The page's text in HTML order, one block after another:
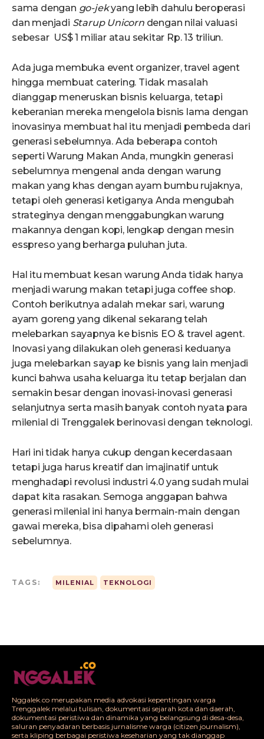
sama dengan go-jekyang lebih dahulu beroperasi
dan menjadi Starup Unicorndengan nilai valuasi
sebesar US$ 1 miliar atau sekitar Rp. 13 triliun.
Ada juga membuka event organizer, travel agent
hingga membuat catering. Tidak masalah
dianggap meneruskan bisnis keluarga, tetapi
keberanian mereka mengelola bisnis lama dengan
inovasinya membuat hal itu menjadi pembeda dari
generasi sebelumnya. Ada beberapa contoh
seperti Warung Makan Anda, mungkin generasi
sebelumnya mengenal anda dengan warung
makan yang khas dengan ayam bumbu rujaknya,
tetapi oleh generasi ketiganya Anda mengubah
strateginya dengan menggabungkan warung
makannya dengan kopi, lengkap dengan mesin
esspreso yang berharga puluhan juta.
Hal itu membuat kesan warung Anda tidak hanya
menjadi warung makan tetapi juga coffee shop.
Contoh berikutnya adalah mekar sari, warung
ayam goreng yang dikenal sekarang telah
melebarkan sayapnya ke bisnis EO & travel agent.
Inovasi yang dilakukan oleh generasi keduanya
juga melebarkan sayap ke bisnis yang lain menjadi
kunci bahwa usaha keluarga itu tetap berjalan dan
semakin besar dengan inovasi-inovasi generasi
selanjutnya serta masih banyak contoh nyata para
milenial di Trenggalek berinovasi dengan teknologi.
Hari ini tidak hanya cukup dengan kecerdasaan
tetapi juga harus kreatif dan imajinatif untuk
menghadapi revolusi industri 4.0 yang sudah mulai
dapat kita rasakan. Semoga anggapan bahwa
generasi milenial ini hanya bermain-main dengan
gawai mereka, bisa dipahami oleh generasi
sebelumnya.
TAGS: MILENIAL TEKNOLOGI
Nggalek.co merupakan media advokasi kepentingan warga
Trenggalek melalui tulisan, dokumentasi sejarah kota dan daerah,
dokumentasi peristiwa dan dinamika yang belangsung di desa-desa,
saluran penyadaran berbasis jurnalisme warga (citizen journalism),
serta kliping berbagai peristiwa keseharian yang tak dianggap